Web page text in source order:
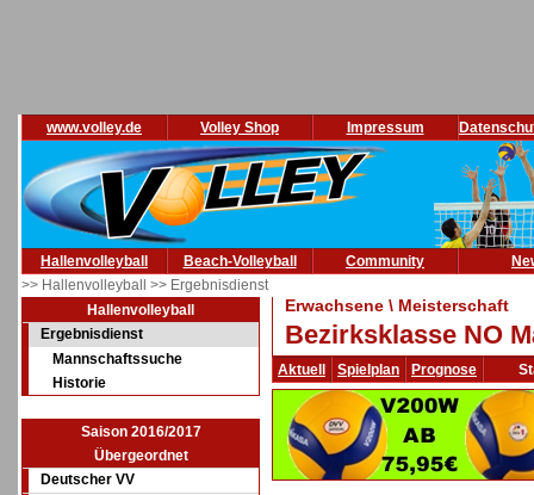
www.volley.de Volley Shop Impressum
Hallenvolleyball Beach-Volleyball Community
>> Hallenvolleyball >> Ergebnisdienst
Hallenvolleyball
Ergebnisdienst
Mannschaftssuche
Historie
Saison 2016/2017
Übergeordnet
Deutscher VV
Erwachsene \ Meisterschaft
Bezirksklasse NO
Aktuell Spielplan Prognose